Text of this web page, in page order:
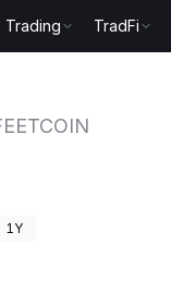
Trading TradFi
1Y